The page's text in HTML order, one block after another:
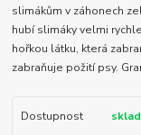
slimákům v záhonech
hubí slimáky velmi
hořkou látku, která
zabraňuje požití psy.
Dostupnost